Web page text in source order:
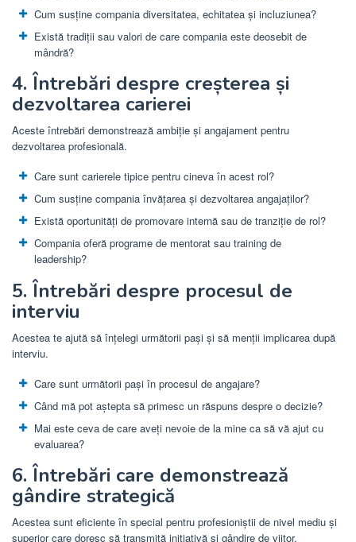
Cum susține compania diversitatea, echitatea și incluziunea?
Există tradiții sau valori de care compania este deosebit de
mândră?
4. Întrebări despre creșterea și
dezvoltarea carierei
Aceste întrebări demonstrează ambiție și angajament pentru
dezvoltarea profesională.
Care sunt carierele tipice pentru cineva în acest rol?
Cum susține compania învățarea și dezvoltarea angajaților?
Există oportunități de promovare internă sau de tranziție de rol?
Compania oferă programe de mentorat sau training de
leadership?
5. Întrebări despre procesul de
interviu
Acestea te ajută să înțelegi următorii pași și să menții implicarea după
interviu.
Care sunt următorii pași în procesul de angajare?
Când mă pot aștepta să primesc un răspuns despre o decizie?
Mai este ceva de care aveți nevoie de la mine ca să vă ajut cu
evaluarea?
6. Întrebări care demonstrează
gândire strategică
Acestea sunt eficiente în special pentru profesioniștii de nivel mediu și
superior care doresc să transmită inițiativă și gândire de viitor.